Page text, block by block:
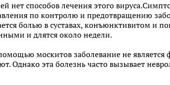
нет способов лечения этого
по контролю и предотвращению
болью в суставах, конъюнктивитом и
и длятся около недели.
москитов заболевание не является
Однако эта болезнь часто вызывает